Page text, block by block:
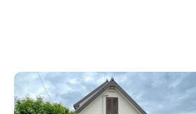
三島A邸
静岡県 戸建て